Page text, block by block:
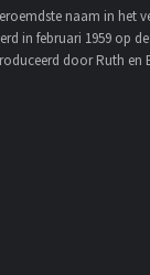
naam in het
in februari 1959 op
door Ruth en